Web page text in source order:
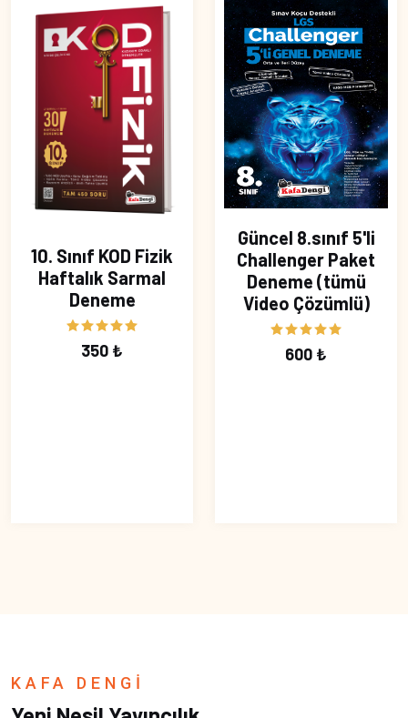
10. Sınıf KOD Fizik
Haftalık Sarmal
Deneme
350 ₺
Güncel 8.sınıf 5'li
Challenger Paket
Deneme (tümü
Video Çözümlü)
600 ₺
KAFA DENGİ